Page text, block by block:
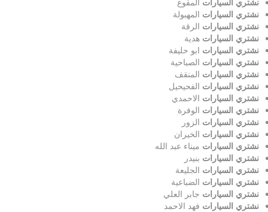
نشتري السيارات المقوع
نشتري السيارات المهبولة
نشتري السيارات الرقة
نشتري السيارات هدية
نشتري السيارات ابو حليفة
نشتري السيارات الصباحية
نشتري السيارات المنقف
نشتري السيارات الفحيحيل
نشتري السيارات الاحمدي
نشتري السيارات الوفرة
نشتري السيارات الزور
نشتري السيارات الخيران
نشتري السيارات ميناء عبد الله
نشتري السيارات بنيدر
نشتري السيارات الجليعة
نشتري السيارات الضباعية
نشتري السيارات جابر العلي
نشتري السيارات فهد الاحمد